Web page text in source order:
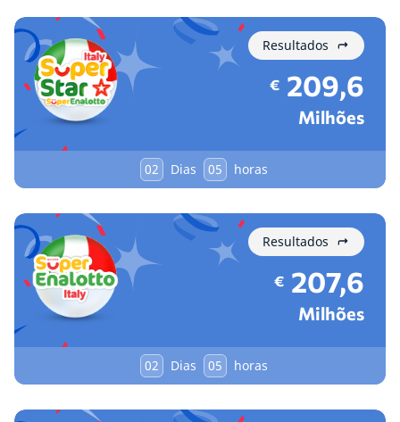
Resultados
€ 209,6
Milhões
02 Dias 05 horas
Resultados
€ 207,6
Milhões
02 Dias 05 horas